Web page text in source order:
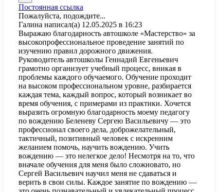
этот
метабокс
в
другое
состояние.
Постоянная ссылка
Пожалуйста, подождите...
Галина написал(а) 12.05.2025 в 16:23
Выражаю благодарность автошколе «Мастерство» за
высокопрофессиональное проведение занятий по
изучению правил дорожного движения.
Руководитель автошколы Геннадий Евгеньевич
грамотно организует учебный процесс, вникая в
проблемы каждого обучаемого. Обучение проходит
на высоком профессиональном уровне, разбирается
каждая тема, каждый вопрос, который возникает во
время обучения, с примерами из практики. Хочется
выразить огромную благодарность моему педагогу
по вождению Беленеву Сергею Васильевичу — это
профессионал своего дела, доброжелательный,
тактичный, позитивный человек с искренним
желанием помочь, научить вождению. Учить
вождению — это нелегкое дело! Несмотря на то, что
вначале обучения для меня было сложновато, но
Сергей Васильевич научил меня не сдаваться и
верить в свои силы. Каждое занятие по вождению —